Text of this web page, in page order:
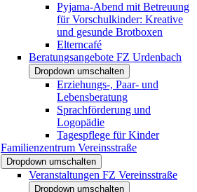
Pyjama-Abend mit Betreuung
für Vorschulkinder: Kreative
und gesunde Brotboxen
Elterncafé
Beratungsangebote FZ Urdenbach
Dropdown umschalten
Erziehungs-, Paar- und
Lebensberatung
Sprachförderung und
Logopädie
Tagespflege für Kinder
Familienzentrum Vereinsstraße
Dropdown umschalten
Veranstaltungen FZ Vereinsstraße
Dropdown umschalten